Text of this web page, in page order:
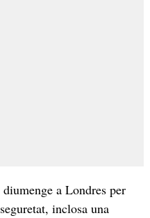
a Londres per
inclosa una